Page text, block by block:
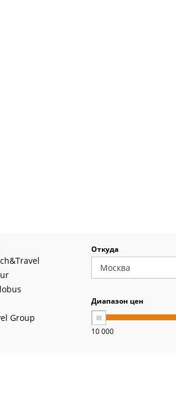
Group
Откуда
Диапазон цен
10 000